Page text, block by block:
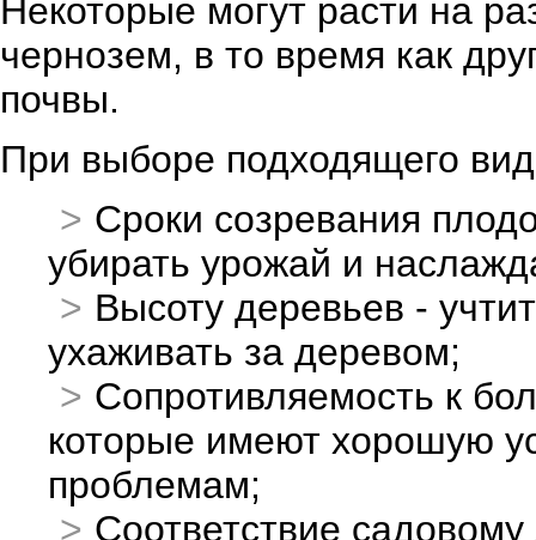
Некоторые могут расти на
чернозем, в то время как
почвы.
При выборе подходящего
Сроки созревания
убирать урожай и
Высоту деревьев -
ухаживать за деревом;
Сопротивляемость к
которые имеют хорошую
проблемам;
Соответствие